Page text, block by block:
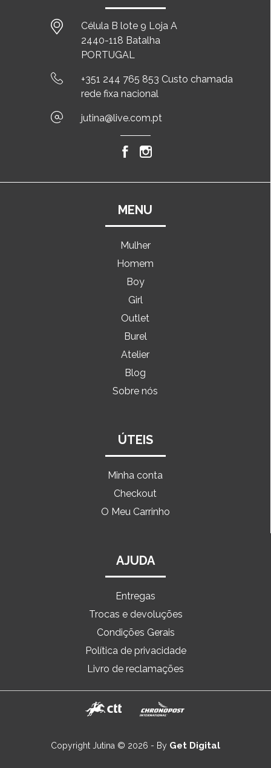
Célula B lote 9 Loja A
2440-118 Batalha
PORTUGAL
+351 244 765 853 Custo chamada
rede fixa nacional
jutina@live.com.pt
MENU
Mulher
Homem
Boy
Girl
Outlet
Burel
Atelier
Blog
Sobre nós
ÚTEIS
Minha conta
Checkout
O Meu Carrinho
AJUDA
Entregas
Trocas e devoluções
Condições Gerais
Política de privacidade
Livro de reclamações
Copyright Jutina © 2026 - By Get Digital